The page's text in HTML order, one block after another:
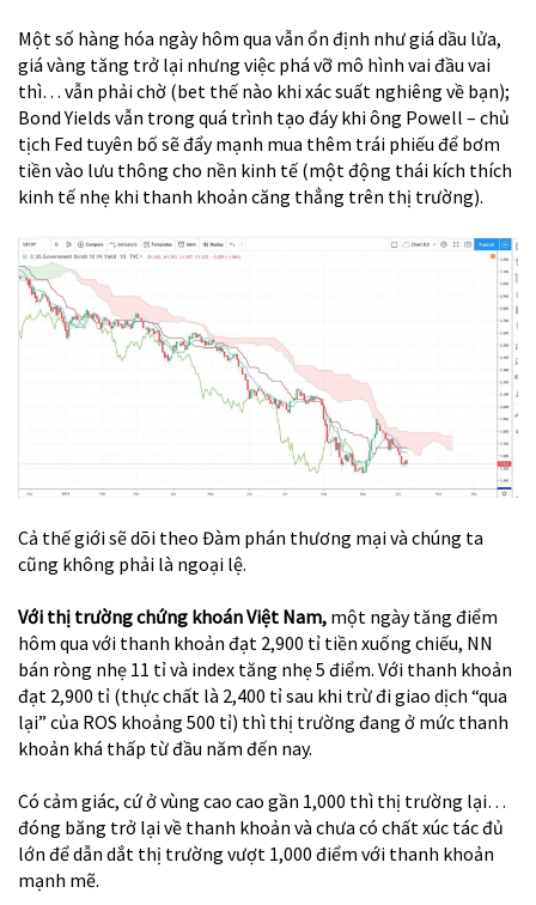
Một số hàng hóa ngày hôm qua vẫn ổn định như giá dầu lửa,
giá vàng tăng trở lại nhưng việc phá vỡ mô hình vai đầu vai
thì… vẫn phải chờ (bet thế nào khi xác suất nghiêng về bạn);
Bond Yields vẫn trong quá trình tạo đáy khi ông Powell – chủ
tịch Fed tuyên bố sẽ đẩy mạnh mua thêm trái phiếu để bơm
tiền vào lưu thông cho nền kinh tế (một động thái kích thích
kinh tế nhẹ khi thanh khoản căng thẳng trên thị trường).
Cả thế giới sẽ dõi theo Đàm phán thương mại và chúng ta
cũng không phải là ngoại lệ.
Với thị trường chứng khoán Việt Nam, một ngày tăng điểm
hôm qua với thanh khoản đạt 2,900 tỉ tiền xuống chiếu, NN
bán ròng nhẹ 11 tỉ và index tăng nhẹ 5 điểm. Với thanh khoản
đạt 2,900 tỉ (thực chất là 2,400 tỉ sau khi trừ đi giao dịch “qua
lại” của ROS khoảng 500 tỉ) thì thị trường đang ở mức thanh
khoản khá thấp từ đầu năm đến nay.
Có cảm giác, cứ ở vùng cao cao gần 1,000 thì thị trường lại…
đóng băng trở lại về thanh khoản và chưa có chất xúc tác đủ
lớn để dẫn dắt thị trường vượt 1,000 điểm với thanh khoản
mạnh mẽ.